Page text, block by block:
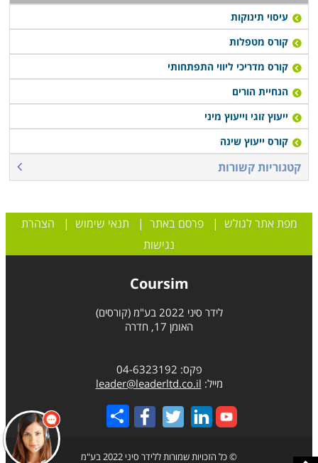
עיסוי תינוקות
קורס מטפלות
קורס מדריכי ליווי התפתחותי
הנחיית הורים
ייעוץ זוגי וייעוץ מיני
קורס ייעוץ שינה
קטגוריות קשורות
מפת אתר לגולש |פרסם באתר | תנאי שימוש | הצהרת
נגישות
Coursim
לידר סיני 2022 בע"מ (קורסים)
האומן 17, חדרה
פקס: 04-6323192
מייל: leader@leaderltd.co.il
Share
© כל הזכויות שמורות ללידר סיני 2022 בע"מ